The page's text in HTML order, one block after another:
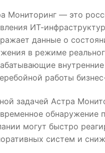
Мониторинг — это
ИТ-
данные о
в режиме
работы
задачей Астра
обнаружение
могут быстро
систем и